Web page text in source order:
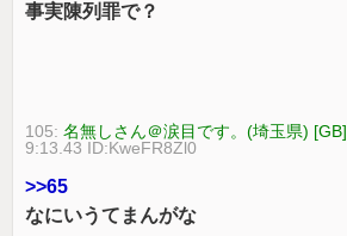
事実陳列罪で？
105:名無しさん＠涙目です。(埼玉県) [GB]
9:13.43 ID:KweFR8Zl0
>>65
なにいうてまんがな